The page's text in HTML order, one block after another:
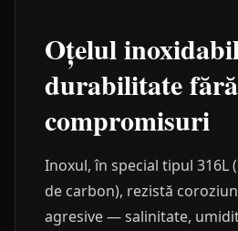
Oțelul
durabilitate fără
compromisuri
Inoxul, în special tipul 316L
de carbon), rezistă
agresive — salinitate,